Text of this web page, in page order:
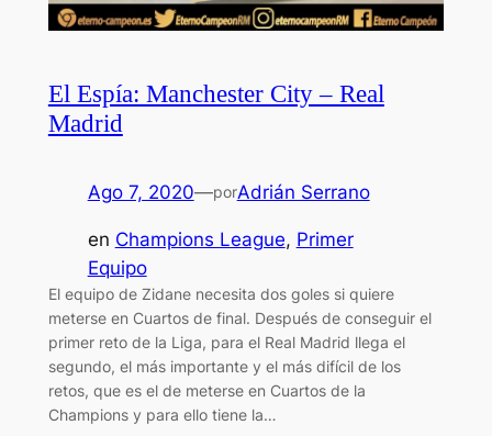
El Espía: Manchester City – Real
Madrid
Ago 7, 2020—porAdrián Serrano
en Champions League, Primer
Equipo
El equipo de Zidane necesita dos goles si quiere
meterse en Cuartos de final. Después de conseguir el
primer reto de la Liga, para el Real Madrid llega el
segundo, el más importante y el más difícil de los
retos, que es el de meterse en Cuartos de la
Champions y para ello tiene la…